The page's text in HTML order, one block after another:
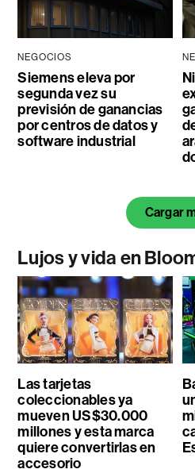
NEGOCIOS
Siemens eleva por
segunda vez su
previsión de ganancias
por centros de datos y
software industrial
Cargar
Lujos y vida en
Las tarjetas
coleccionables ya
mueven US$30.000
millones y esta marca
quiere convertirlas en
accesorio